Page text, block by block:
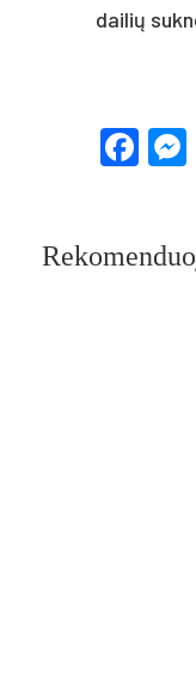
dailių